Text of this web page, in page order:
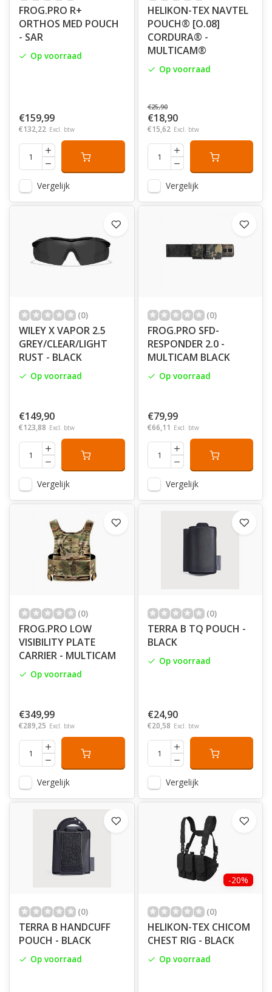
FROG.PRO R+
ORTHOS MED POUCH
- SAR
Op voorraad
€159,99
€132,22 Excl. btw
Vergelijk
HELIKON-TEX NAVTEL
POUCH® [O.08]
CORDURA® -
MULTICAM®
Op voorraad
€25,90
€18,90
€15,62 Excl. btw
Vergelijk
(0)
WILEY X VAPOR 2.5
GREY/CLEAR/LIGHT
RUST - BLACK
Op voorraad
€149,90
€123,88 Excl. btw
Vergelijk
(0)
FROG.PRO SFD-
RESPONDER 2.0 -
MULTICAM BLACK
Op voorraad
€79,99
€66,11 Excl. btw
Vergelijk
(0)
FROG.PRO LOW
VISIBILITY PLATE
CARRIER - MULTICAM
Op voorraad
€349,99
€289,25 Excl. btw
Vergelijk
(0)
TERRA B TQ POUCH -
BLACK
Op voorraad
€24,90
€20,58 Excl. btw
Vergelijk
(0)
TERRA B HANDCUFF
POUCH - BLACK
Op voorraad
-20%
(0)
HELIKON-TEX CHICOM
CHEST RIG - BLACK
Op voorraad